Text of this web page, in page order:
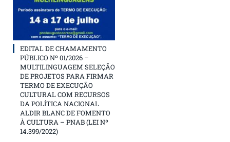
EDITAL DE CHAMAMENTO
PÚBLICO Nº 01/2026 –
MULTILINGUAGEM SELEÇÃO
DE PROJETOS PARA FIRMAR
TERMO DE EXECUÇÃO
CULTURAL COM RECURSOS
DA POLÍTICA NACIONAL
ALDIR BLANC DE FOMENTO
À CULTURA – PNAB (LEI Nº
14.399/2022)